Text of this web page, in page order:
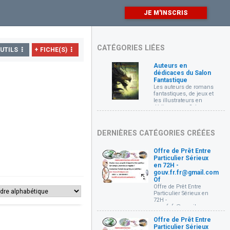
JE M'INSCRIS
+ FICHE(S) CATÉGORIES LIÉES
Auteurs en
dédicaces du Salon
Fantastique
Les auteurs de romans
fantastiques, de jeux et
les illustrateurs en
dédicaces au Salon
Paris Event Center à
DERNIÈRES CATÉGORIES CRÉÉES
Offre de Prêt Entre
Particulier Sérieux
en 72H -
gouv.fr.fr@gmail.com
Of
Offre de Prêt Entre
Particulier Sérieux en
72H -
gouv.fr.fr@gmail.com
particuliers Très
sérieux et rapide en 72
Offre de Prêt Entre
Particulier Sérieux